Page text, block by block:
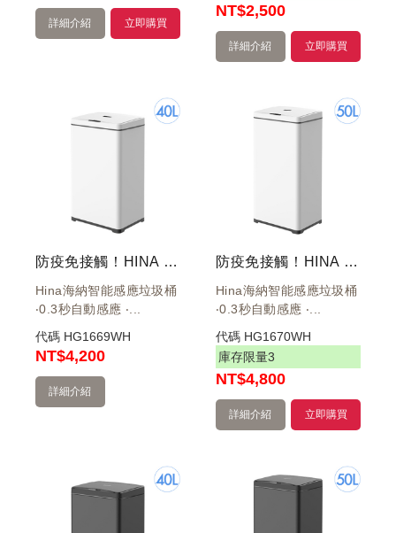
立即購買
詳細介紹
NT$2,500
立即購買
詳細介紹
防疫免接觸！HINA 大容量智能環境桶 40L 白 HN-ZS02-40W
Hina海納智能感應垃圾桶
‧0.3秒自動感應 ‧...
代碼 HG1669WH
NT$4,200
詳細介紹
防疫免接觸！HINA 大容量智能環境桶 50L 白 HN-ZS02-50W
Hina海納智能感應垃圾桶
‧0.3秒自動感應 ‧...
代碼 HG1670WH
庫存限量3
NT$4,800
立即購買
詳細介紹